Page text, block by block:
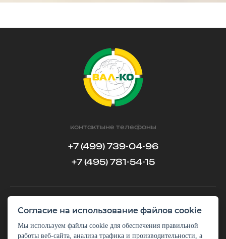
контактыне телефоны
+7 (499) 739-04-96
+7 (495) 781-54-15
обратный звонок задать вопрос
Согласие на использование файлов cookie
Мы используем файлы cookie для обеспечения правильной
работы веб-сайта, анализа трафика и производительности, а